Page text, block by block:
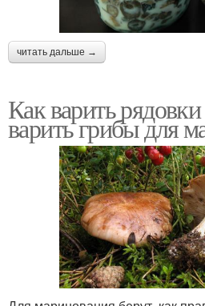
читать дальше →
Как варить
варить грибы для